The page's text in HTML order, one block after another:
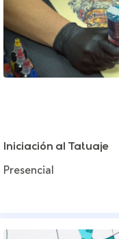
Iniciación al Tatuaje
Presencial